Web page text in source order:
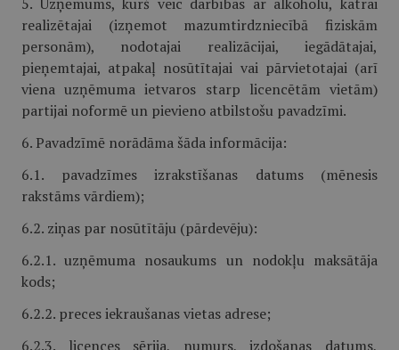
realizētajai (izņemot mazumtirdzniecībā fiziskām
personām), nodotajai realizācijai, iegādātajai,
pieņemtajai, atpakaļ nosūtītajai vai pārvietotajai (arī
viena uzņēmuma ietvaros starp licencētām vietām)
partijai noformē un pievieno atbilstošu pavadzīmi.
6. Pavadzīmē norādāma šāda informācija:
6.1. pavadzīmes izrakstīšanas datums (mēnesis
rakstāms vārdiem);
6.2. ziņas par nosūtītāju (pārdevēju):
6.2.1. uzņēmuma nosaukums un nodokļu maksātāja
kods;
6.2.2. preces iekraušanas vietas adrese;
6.2.3. licences sērija, numurs, izdošanas datums,